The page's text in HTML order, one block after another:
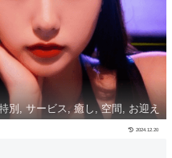
別, サービス, 癒し, 空間, お迎え
2024.12.20